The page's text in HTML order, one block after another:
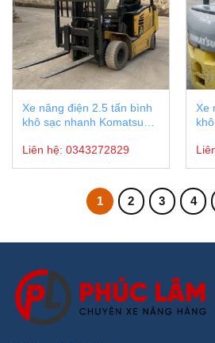
Xe nâng điện 2.5 tấn bình
khô sạc nhanh Komatsu
Liên hệ: 0343272829
Xe
1 2 3 4